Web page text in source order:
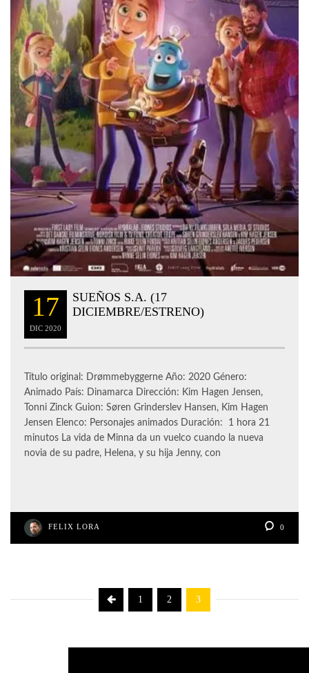
17
DIC 2020
SUEÑOS S.A. (17
DICIEMBRE/ESTRENO)
Título original: Drømmebyggerne Año: 2020 Género:
Animado País: Dinamarca Dirección: Kim Hagen Jensen,
Tonni Zinck Guion: Søren Grinderslev Hansen, Kim Hagen
Jensen Elenco: Personajes animados Duración: 1 hora 21
minutos La vida de Minna da un vuelco cuando la nueva
novia de su padre, Helena, y su hija Jenny, con
FELIX LORA 0
1 2 3